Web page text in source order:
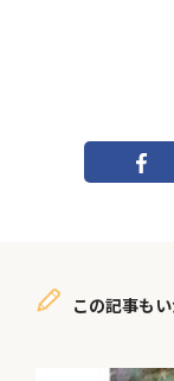
この記事も